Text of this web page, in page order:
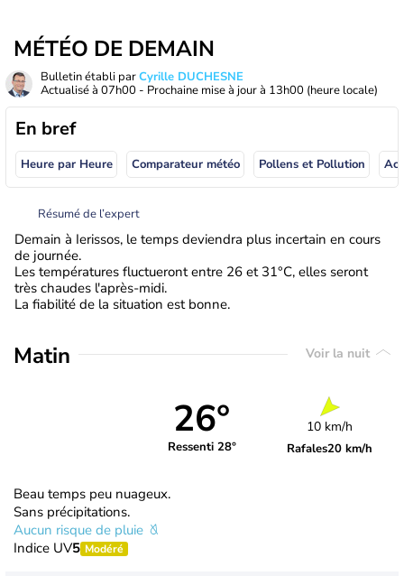
MÉTÉO DE DEMAIN
Bulletin établi parCyrille DUCHESNE
Actualisé à 07h00 - Prochaine mise à jour à 13h00 (heure locale)
En bref
Heure par Heure Comparateur météo Pollens et Pollution
Résumé de l’expert
Demain à Ierissos, le temps deviendra plus incertain en cours
de journée.
Les températures fluctueront entre 26 et 31°C, elles seront
très chaudes l'après-midi.
La fiabilité de la situation est bonne.
Matin Voir la nuit
26°
Ressenti 28°
10 km/h
Rafales20 km/h
Beau temps peu nuageux.
Sans précipitations.
Aucun risque de pluie
Indice UV5 Modéré